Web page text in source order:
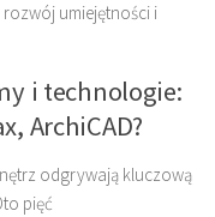
umiejętności i
i technologie:
ArchiCAD?
odgrywają kluczową
pięć